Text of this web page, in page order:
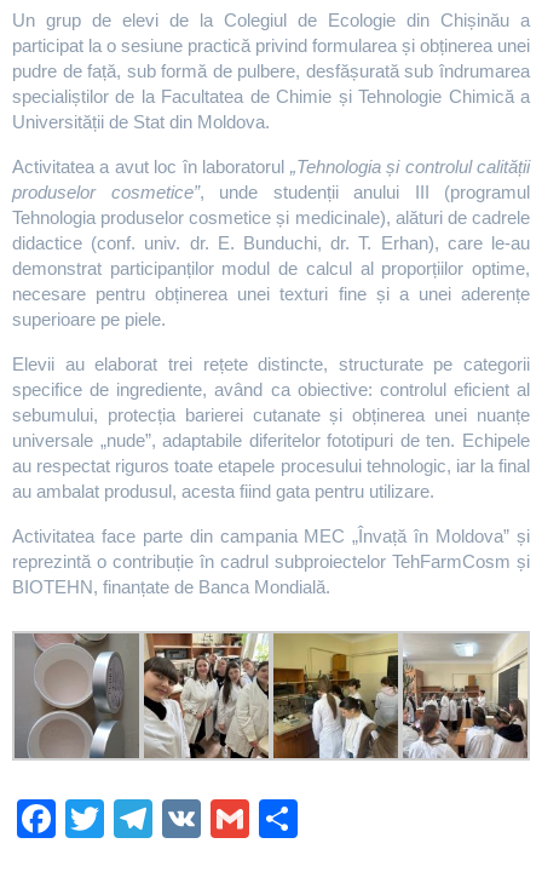
Un grup de elevi de la Colegiul de Ecologie din Chișinău a
participat la o sesiune practică privind formularea și obținerea unei
pudre de față, sub formă de pulbere, desfășurată sub îndrumarea
specialiștilor de la Facultatea de Chimie și Tehnologie Chimică a
Universității de Stat din Moldova.
Activitatea a avut loc în laboratorul „Tehnologia și controlul calității
produselor cosmetice”, unde studenții anului III (programul
Tehnologia produselor cosmetice și medicinale), alături de cadrele
didactice (conf. univ. dr. E. Bunduchi, dr. T. Erhan), care le-au
demonstrat participanților modul de calcul al proporțiilor optime,
necesare pentru obținerea unei texturi fine și a unei aderențe
superioare pe piele.
Elevii au elaborat trei rețete distincte, structurate pe categorii
specifice de ingrediente, având ca obiective: controlul eficient al
sebumului, protecția barierei cutanate și obținerea unei nuanțe
universale „nude”, adaptabile diferitelor fototipuri de ten. Echipele
au respectat riguros toate etapele procesului tehnologic, iar la final
au ambalat produsul, acesta fiind gata pentru utilizare.
Activitatea face parte din campania MEC „Învață în Moldova” și
reprezintă o contribuție în cadrul subproiectelor TehFarmCosm și
BIOTEHN, finanțate de Banca Mondială.
Fa T Te V G